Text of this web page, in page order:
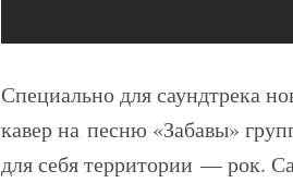
Специально для саундтрека
кавер на песню «Забавы»
для себя территории — рок.